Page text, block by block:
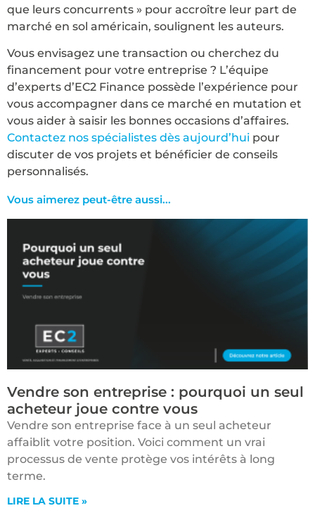
que leurs concurrents » pour accroître leur part de
marché en sol américain, soulignent les auteurs.
Vous envisagez une transaction ou cherchez du
financement pour votre entreprise ? L’équipe
d’experts d’EC2 Finance possède l’expérience pour
vous accompagner dans ce marché en mutation et
vous aider à saisir les bonnes occasions d’affaires.
Contactez nos spécialistes dès aujourd’hui pour
discuter de vos projets et bénéficier de conseils
personnalisés.
Vous aimerez peut-être aussi...​
Vendre son entreprise : pourquoi un seul
acheteur joue contre vous
Vendre son entreprise face à un seul acheteur
affaiblit votre position. Voici comment un vrai
processus de vente protège vos intérêts à long
terme.
LIRE LA SUITE »